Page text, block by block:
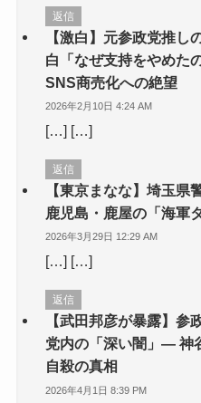
返信
【激白】元参政党推し
白「なぜ支持をやめた
SNS商売化への絶望
2026年2月10日 4:24 AM
[…] […]
返信
【東京まなな】埼玉県
鹿児島・鹿屋の「海軍
2026年3月29日 12:29 AM
[…] […]
返信
【武田邦彦が暴露】参
党内の「深い闇」— 神
自殺の真相
2026年4月1日 8:39 PM